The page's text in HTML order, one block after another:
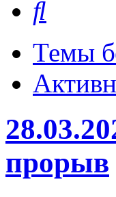
Темы
прорыв